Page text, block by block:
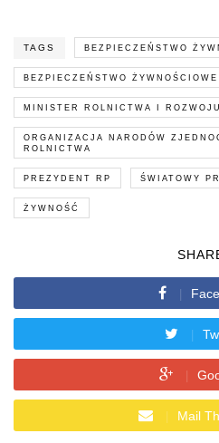
TAGS BEZPIECZEŃSTWO
BEZPIECZEŃSTWO ŻYWNOŚCIOWE
MINISTER ROLNICTWA I
ORGANIZACJA NARODÓW
ROLNICTWA
PREZYDENT RP ŚWIATOWY
ŻYWNOŚĆ
Mail